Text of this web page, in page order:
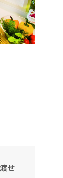
せ